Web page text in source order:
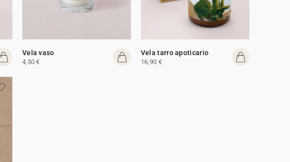
Vela vaso
4,50 €
Vela tarro apoticario
16,90 €